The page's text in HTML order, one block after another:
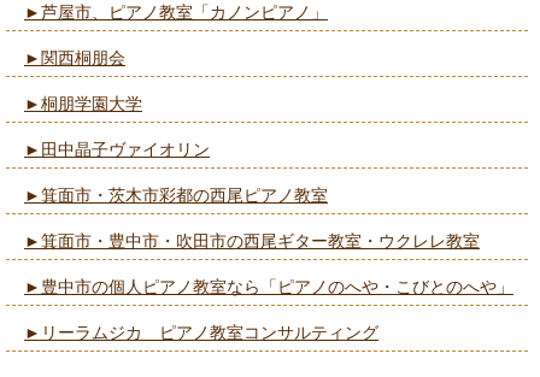
►芦屋市、ピアノ教室「カノンピアノ」
►関西桐朋会
►桐朋学園大学
►田中晶子ヴァイオリン
►箕面市・茨木市彩都の西尾ピアノ教室
►箕面市・豊中市・吹田市の西尾ギター教室・ウクレレ教室
►豊中市の個人ピアノ教室なら「ピアノのへや・こびとのへや」
►リーラムジカ ピアノ教室コンサルティング